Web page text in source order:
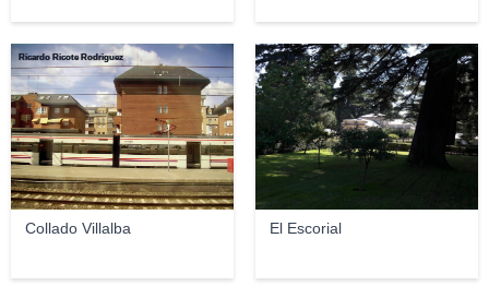
Collado Villalba
Ricardo Ricote Rodriguez
El Escorial
Elena Martínez